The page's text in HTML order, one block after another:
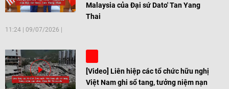
Malaysia của Đại sứ Dato' Tan Yang
Thai
11:24 09/07/2026
[Video] Liên hiệp các tổ chức hữu nghị
Việt Nam ghi sổ tang, tưởng niệm nạn